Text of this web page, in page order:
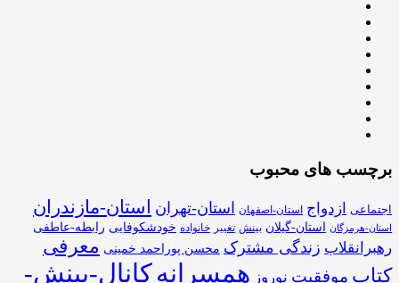
برچسب های محبوب
اجتماعی ازدواج استان-اصفهان استان-تهران استان-مازندران
استان-هرمزگان استان-گیلان بینش تغییر خانواده خودشکوفایی رابطه-عاطفی
رهبرانقلاب زندگی مشترک محسن پوراحمد خمینی معرفی
کتاب موفقیت نوروز همسرانهکانال-بینش-